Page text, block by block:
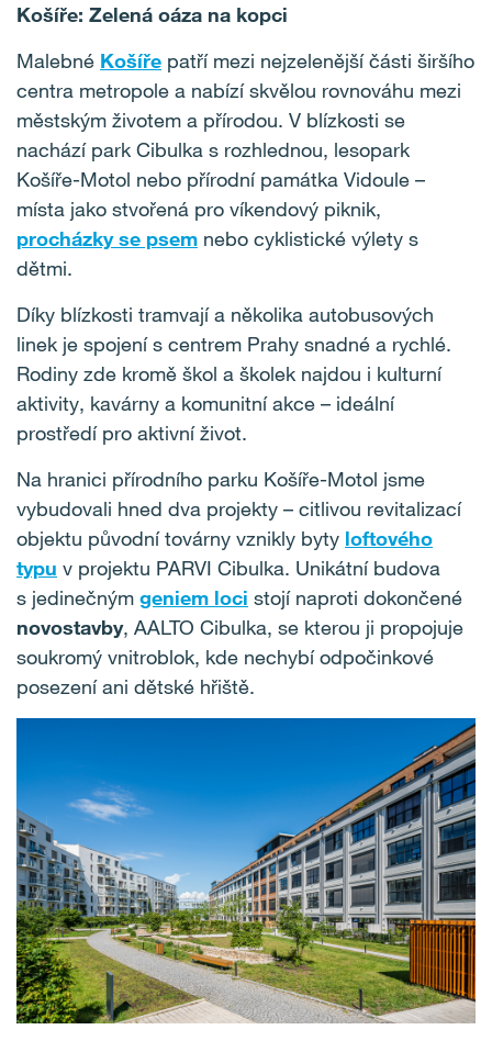
Košíře: Zelená oáza na kopci
Malebné Košíře patří mezi nejzelenější části širšího
centra metropole a nabízí skvělou rovnováhu mezi
městským životem a přírodou. V blízkosti se
nachází park Cibulka s rozhlednou, lesopark
Košíře-Motol nebo přírodní památka Vidoule –
místa jako stvořená pro víkendový piknik,
procházky se psem nebo cyklistické výlety s
dětmi.
Díky blízkosti tramvají a několika autobusových
linek je spojení s centrem Prahy snadné a rychlé.
Rodiny zde kromě škol a školek najdou i kulturní
aktivity, kavárny a komunitní akce – ideální
prostředí pro aktivní život.
Na hranici přírodního parku Košíře-Motol jsme
vybudovali hned dva projekty – citlivou revitalizací
objektu původní továrny vznikly byty loftového
typu v projektu PARVI Cibulka. Unikátní budova
s jedinečným geniem loci stojí naproti dokončené
novostavby, AALTO Cibulka, se kterou ji propojuje
soukromý vnitroblok, kde nechybí odpočinkové
posezení ani dětské hřiště.